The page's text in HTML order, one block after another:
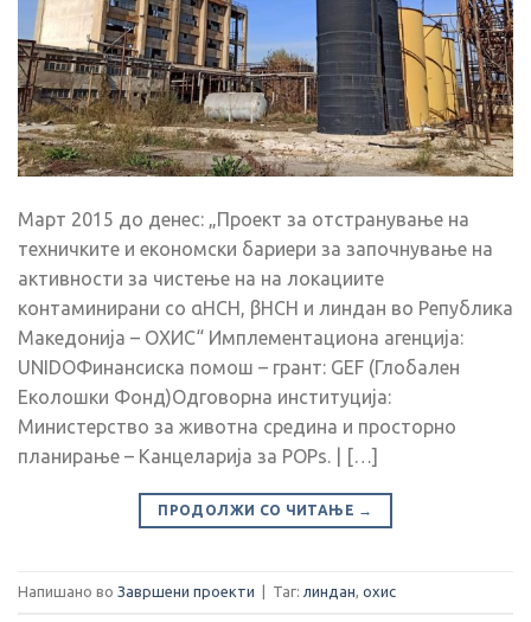
Март 2015 до денес: „Проект за отстранување на
техничките и економски бариери за започнување на
активности за чистење на на локациите
контаминирани со αHCH, βHCH и линдан во Република
Македонија – ОХИС“ Имплементациона агенција:
UNIDOФинансиска помош – грант: GEF (Глобален
Еколошки Фонд)Одговорна институција:
Министерство за животна средина и просторно
планирање – Канцеларија за POPs. | […]
ПРОДОЛЖИ СО ЧИТАЊЕ →
Напишано во Завршени проекти Таг: линдан, охис